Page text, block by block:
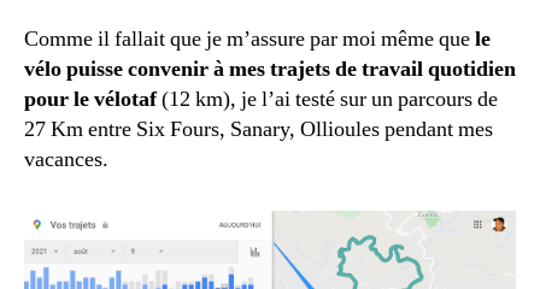
Comme il fallait que je m’assure par moi même quele
vélo puisse convenir à mes trajets de travail quotidien
pour le vélotaf(12 km), je l’ai testé sur un parcours de
27 Km entre Six Fours, Sanary, Ollioules pendant mes
vacances.